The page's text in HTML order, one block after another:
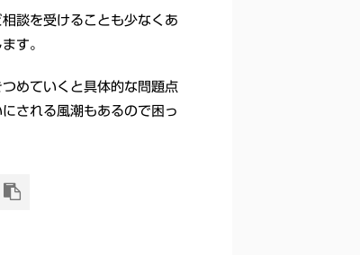
談を受けることも少なくあ
す。
めていくと具体的な問題点
される風潮もあるので困っ